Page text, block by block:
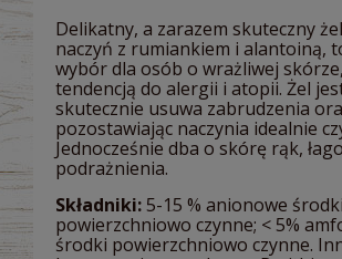
Delikatny, a zarazem skuteczny
naczyń z rumiankiem i alantoiną,
wybór dla osób o wrażliwej
tendencją do alergii i atopii. Żel
skutecznie usuwa zabrudzenia
pozostawiając naczynia idealnie
Jednocześnie dba o skórę rąk,
podrażnienia.
Składniki:5-15 % anionowe środki
powierzchniowo czynne; < 5%
środki powierzchniowo czynne.